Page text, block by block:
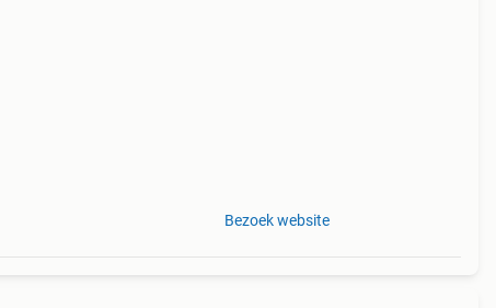
Bezoek website